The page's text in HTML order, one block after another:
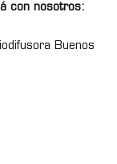
con nosotros:
Buenos